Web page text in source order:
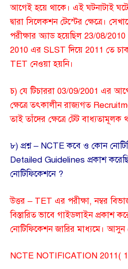
আগেই হয়ে থাকে। এই ঘটনাটাই
দ্বারা সিলেকশন টেস্টের ক্ষেত্রে।
পরীক্ষার অ্যাড হয়েছিল 23/08/
2010 এর SLST দিয়ে 2011 তে
TET নেওয়া হয়নি।
চ) যে টিচাররা 03/09/2001 এর
ক্ষেত্রে তৎকালীন রাজ্যগত
তাই তাঁদের ক্ষেত্রে টেট বাধ্যতামূলক
৮) প্রশ্ন – NCTE কবে ও কোন
Detailed Guidelines প্রকাশ
নোটিফিকেশনে ?
উত্তর – TET এর পরীক্ষা, নম্বর
বিস্তারিত ভাবে গাইডলাইন প্রকাশ
নোটিফিকেশন জারির মাধ্যমে।
NCTE NOTIFICATION 2011(